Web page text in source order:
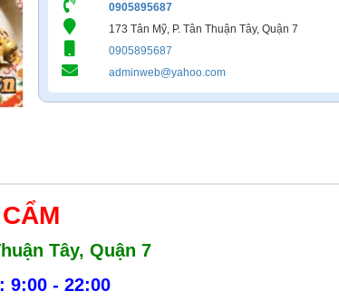
0905895687
173 Tân Mỹ, P. Tân Thuận Tây, Quận 7
0905895687
adminweb@yahoo.com
Tây, Quận 7
9:00 - 22:00